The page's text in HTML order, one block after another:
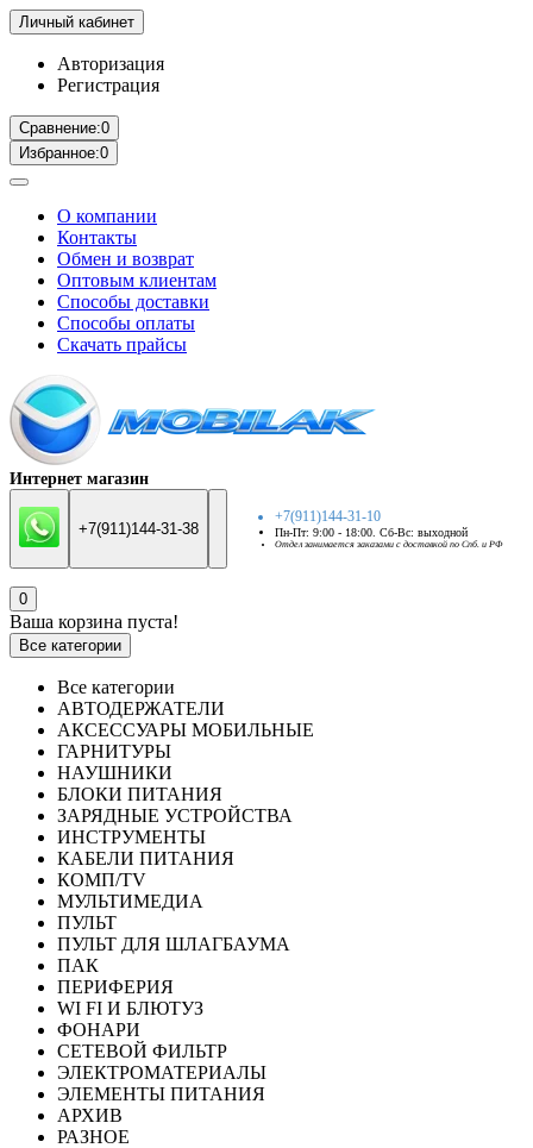
Личный кабинет
Авторизация
Регистрация
Сравнение:0
Избранное:0
О компании
Контакты
Обмен и возврат
Оптовым клиентам
Способы доставки
Способы оплаты
Скачать прайсы
Интернет магазин
+7(911)144-31-38
+7(911)144-31-10
Пн-Пт: 9:00 - 18:00. Сб-Вс: выходной
Отдел занимается заказами с доставкой по Спб. и РФ
0
Ваша корзина пуста!
Все категории
Все категории
АВТОДЕРЖАТЕЛИ
АКСЕССУАРЫ МОБИЛЬНЫЕ
ГАРНИТУРЫ
НАУШНИКИ
БЛОКИ ПИТАНИЯ
ЗАРЯДНЫЕ УСТРОЙСТВА
ИНСТРУМЕНТЫ
КАБЕЛИ ПИТАНИЯ
КОМП/TV
МУЛЬТИМЕДИА
ПУЛЬТ
ПУЛЬТ ДЛЯ ШЛАГБАУМА
ПАК
ПЕРИФЕРИЯ
WI FI И БЛЮТУЗ
ФОНАРИ
СЕТЕВОЙ ФИЛЬТР
ЭЛЕКТРОМАТЕРИАЛЫ
ЭЛЕМЕНТЫ ПИТАНИЯ
АРХИВ
РАЗНОЕ